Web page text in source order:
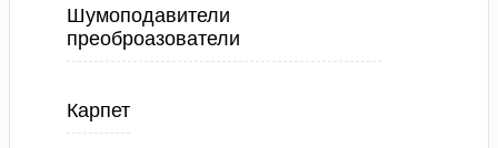
Шумоподавители
преоброазователи
Карпет